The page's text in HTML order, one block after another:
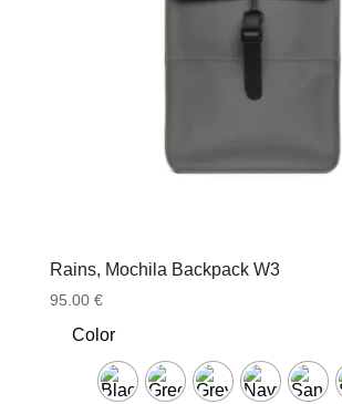
Rains, Mochila Backpack W3
95.00 €
Color